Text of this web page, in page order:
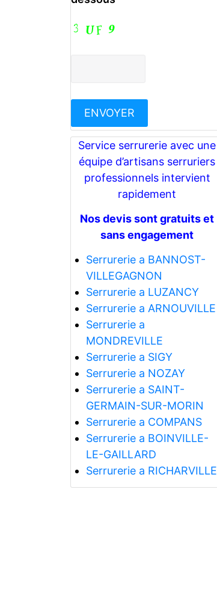
Service serrurerie avec une
équipe d’artisans serruriers
professionnels intervient
rapidement
Nos devis sont gratuits et
sans engagement
Serrurerie a BANNOST-
VILLEGAGNON
Serrurerie a LUZANCY
Serrurerie a ARNOUVILLE
Serrurerie a
MONDREVILLE
Serrurerie a SIGY
Serrurerie a NOZAY
Serrurerie a SAINT-
GERMAIN-SUR-MORIN
Serrurerie a COMPANS
Serrurerie a BOINVILLE-
LE-GAILLARD
Serrurerie a RICHARVILLE